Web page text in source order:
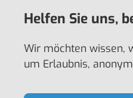
Helfen Sie uns,
Wir möchten wissen,
um Erlaubnis,